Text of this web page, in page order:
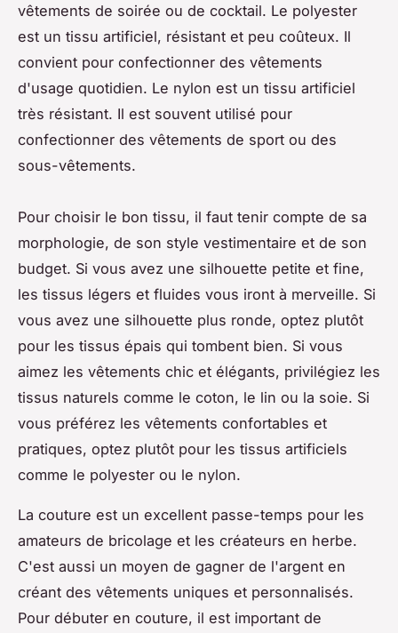
vêtements de soirée ou de cocktail. Le polyester
est un tissu artificiel, résistant et peu coûteux. Il
convient pour confectionner des vêtements
d'usage quotidien. Le nylon est un tissu artificiel
très résistant. Il est souvent utilisé pour
confectionner des vêtements de sport ou des
sous-vêtements.
Pour choisir le bon tissu, il faut tenir compte de sa
morphologie, de son style vestimentaire et de son
budget. Si vous avez une silhouette petite et fine,
les tissus légers et fluides vous iront à merveille. Si
vous avez une silhouette plus ronde, optez plutôt
pour les tissus épais qui tombent bien. Si vous
aimez les vêtements chic et élégants, privilégiez les
tissus naturels comme le coton, le lin ou la soie. Si
vous préférez les vêtements confortables et
pratiques, optez plutôt pour les tissus artificiels
comme le polyester ou le nylon.
La couture est un excellent passe-temps pour les
amateurs de bricolage et les créateurs en herbe.
C'est aussi un moyen de gagner de l'argent en
créant des vêtements uniques et personnalisés.
Pour débuter en couture, il est important de